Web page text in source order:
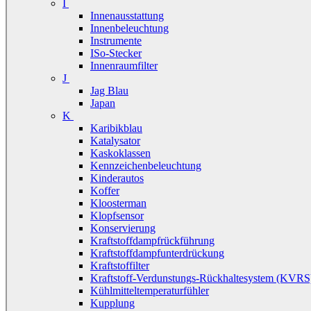
Innenausstattung
Innenbeleuchtung
Instrumente
ISo-Stecker
Innenraumfilter
J
Jag Blau
Japan
K
Karibikblau
Katalysator
Kaskoklassen
Kennzeichenbeleuchtung
Kinderautos
Koffer
Kloosterman
Klopfsensor
Konservierung
Kraftstoffdampfrückführung
Kraftstoffdampfunterdrückung
Kraftstoffilter
Kraftstoff-Verdunstungs-Rückhaltesystem
Kühlmitteltemperaturfühler
Kupplung